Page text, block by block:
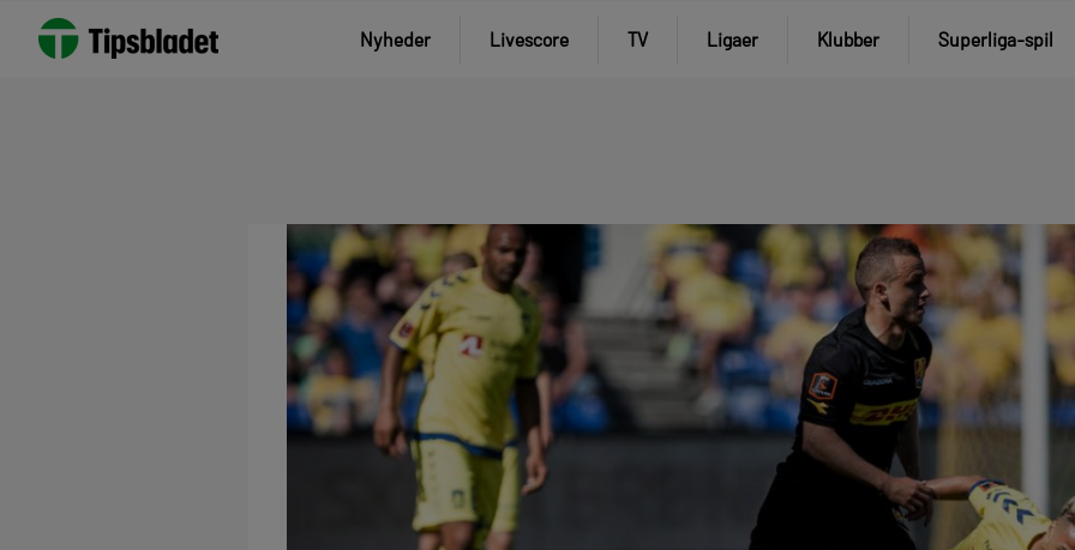
Nyheder Livescore TV Ligaer Klubber Superliga-spil